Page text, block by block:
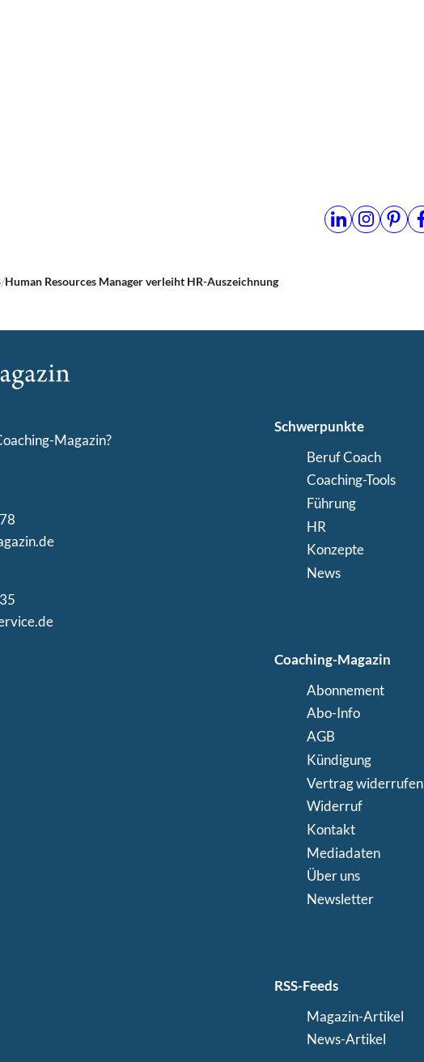
Human Resources Manager verleiht HR-Auszeichnung
Magazin?
Schwerpunkte
Beruf Coach
Coaching-Tools
Führung
HR
Konzepte
News
Coaching-Magazin
Abonnement
Abo-Info
AGB
Kündigung
Vertrag widerrufen
Widerruf
Kontakt
Mediadaten
Über uns
Newsletter
RSS-Feeds
Magazin-Artikel
News-Artikel